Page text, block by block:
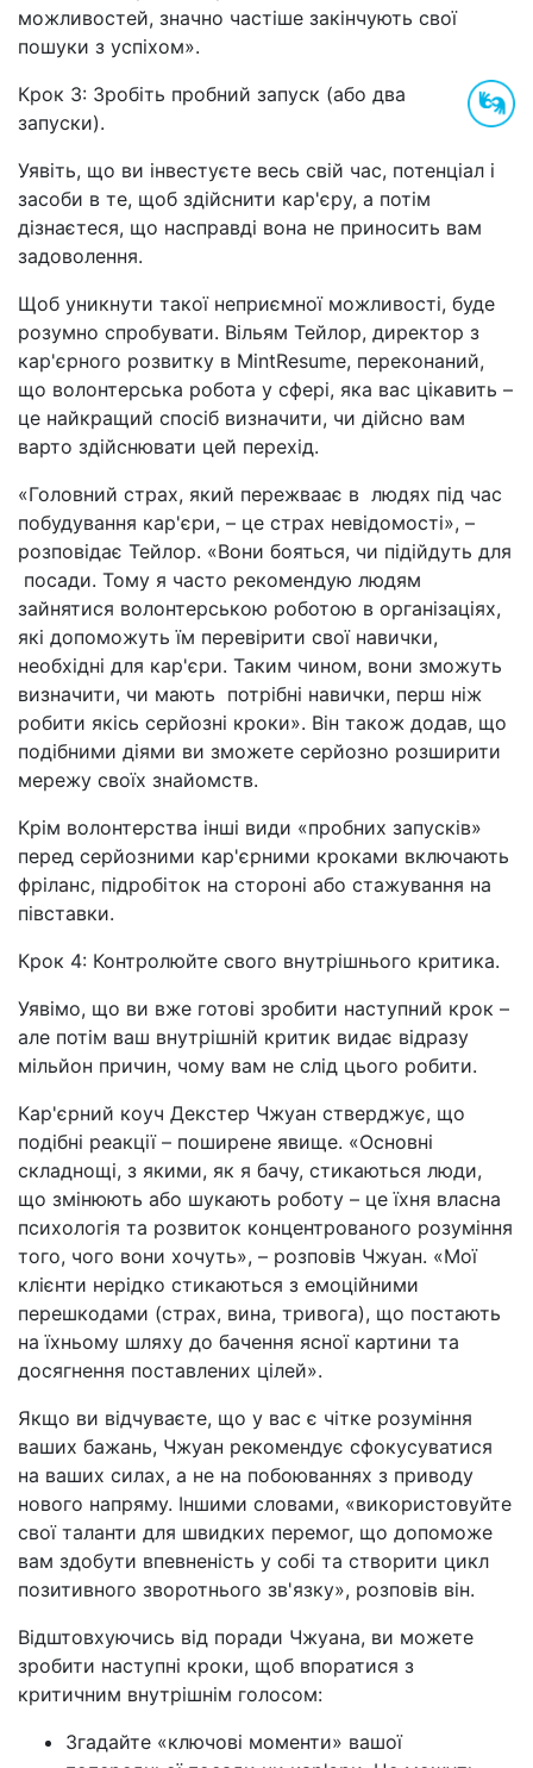
можливостей, значно частіше закінчують свої
пошуки з успіхом».
Крок 3: Зробіть пробний запуск (або два
запуски).
Уявіть, що ви інвестуєте весь свій час, потенціал і
засоби в те, щоб здійснити кар'єру, а потім
дізнаєтеся, що насправді вона не приносить вам
задоволення.
Щоб уникнути такої неприємної можливості, буде
розумно спробувати. Вільям Тейлор, директор з
кар'єрного розвитку в MintResume, переконаний,
що волонтерська робота у сфері, яка вас цікавить –
це найкращий спосіб визначити, чи дійсно вам
варто здійснювати цей перехід.
«Головний страх, який пережваає в людях під час
побудування кар'єри, – це страх невідомості», –
розповідає Тейлор. «Вони бояться, чи підійдуть для
посади. Тому я часто рекомендую людям
зайнятися волонтерською роботою в організаціях,
які допоможуть їм перевірити свої навички,
необхідні для кар'єри. Таким чином, вони зможуть
визначити, чи мають потрібні навички, перш ніж
робити якісь серйозні кроки». Він також додав, що
подібними діями ви зможете серйозно розширити
мережу своїх знайомств.
Крім волонтерства інші види «пробних запусків»
перед серйозними кар'єрними кроками включають
фріланс, підробіток на стороні або стажування на
півставки.
Крок 4: Контролюйте свого внутрішнього критика.
Уявімо, що ви вже готові зробити наступний крок –
але потім ваш внутрішній критик видає відразу
мільйон причин, чому вам не слід цього робити.
Кар'єрний коуч Декстер Чжуан стверджує, що
подібні реакції – поширене явище. «Основні
складнощі, з якими, як я бачу, стикаються люди,
що змінюють або шукають роботу – це їхня власна
психологія та розвиток концентрованого розуміння
того, чого вони хочуть», – розповів Чжуан. «Мої
клієнти нерідко стикаються з емоційними
перешкодами (страх, вина, тривога), що постають
на їхньому шляху до бачення ясної картини та
досягнення поставлених цілей».
Якщо ви відчуваєте, що у вас є чітке розуміння
ваших бажань, Чжуан рекомендує сфокусуватися
на ваших силах, а не на побоюваннях з приводу
нового напряму. Іншими словами, «використовуйте
свої таланти для швидких перемог, що допоможе
вам здобути впевненість у собі та створити цикл
позитивного зворотнього зв'язку», розповів він.
Відштовхуючись від поради Чжуана, ви можете
зробити наступні кроки, щоб впоратися з
критичним внутрішнім голосом:
Згадайте «ключові моменти» вашої